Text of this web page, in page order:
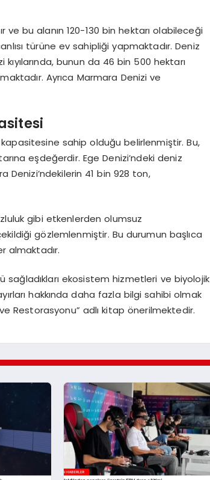
ve bu alanın 120-130 bin hektarı olabileceği
türüne ev sahipliği yapmaktadır. Deniz
kıyılarında, bunun da 46 bin 500 hektarı
Ayrıca Marmara Denizi ve
kapasitesine sahip olduğu belirlenmiştir. Bu,
eşdeğerdir. Ege Denizi’ndeki deniz
Denizi’ndekilerin 41 bin 928 ton,
gibi etkenlerden olumsuz
gözlemlenmiştir. Bu durumun başlıca
almaktadır.
sağladıkları ekosistem hizmetleri ve biyolojik
hakkında daha fazla bilgi sahibi olmak
ve Restorasyonu” adlı kitap önerilmektedir.